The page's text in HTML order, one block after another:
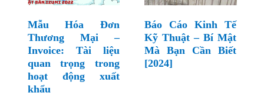
Mẫu Hóa Đơn
Thương Mại –
Invoice: Tài liệu
quan trọng trong
hoạt động xuất
khẩu
Báo Cáo Kinh Tế
Kỹ Thuật – Bí Mật
Mà Bạn Cần Biết
[2024]